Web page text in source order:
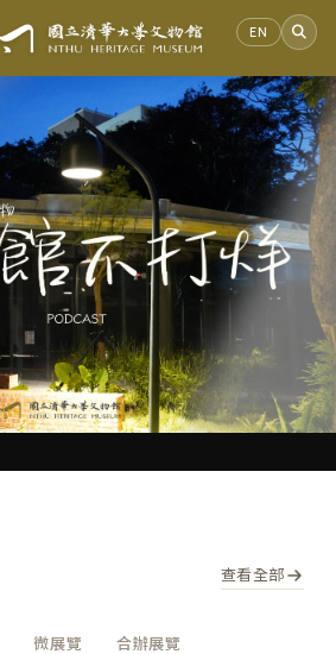
EN
查看全部
微展覽 合辦展覽